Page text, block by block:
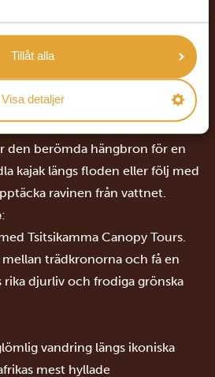
Tillåt alla
Visa detaljer
Garden Route bjuder på
och minnesvärda upplevelser.
nationalpark
:
landskapet vid Storms
den berömda hängbron för en
kajak längs floden eller följ med
ravinen från vattnet.
:
Tsitsikamma Canopy Tours.
mellan trädkronorna och få en
rika djurliv och frodiga grönska
vandring längs ikoniska
mest hyllade